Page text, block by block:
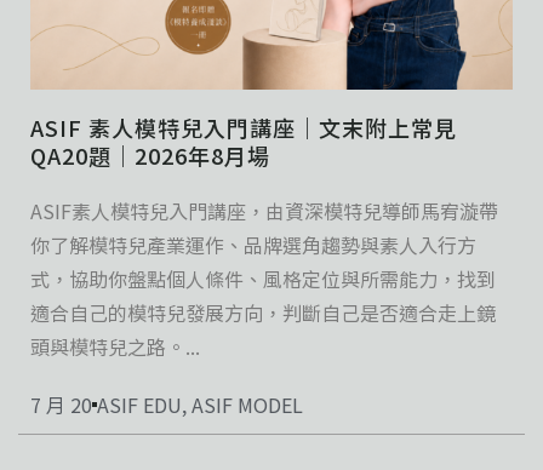
ASIF 素人模特兒入門講座｜文末附上常見
QA20題｜2026年8月場
ASIF素人模特兒入門講座，由資深模特兒導師馬宥漩帶
你了解模特兒產業運作、品牌選角趨勢與素人入行方
式，協助你盤點個人條件、風格定位與所需能力，找到
適合自己的模特兒發展方向，判斷自己是否適合走上鏡
頭與模特兒之路。...
7 月 20 ASIF EDU,ASIF MODEL